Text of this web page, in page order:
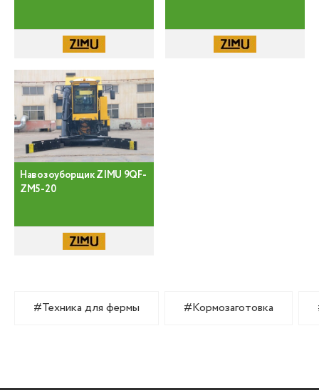
Навозоуборщик ZIMU 9QF-
ZM5-20
#Техника для фермы #Кормозаготовка